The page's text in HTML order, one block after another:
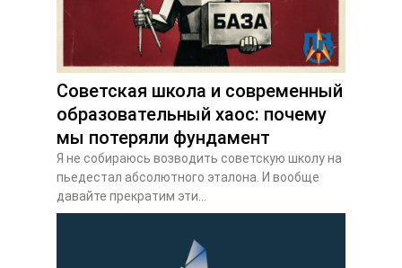
Советская школа и современный
образовательный хаос: почему
мы потеряли фундамент
Я не собираюсь возводить советскую школу на
пьедестал абсолютного эталона. И вообще
давайте прекратим эти...